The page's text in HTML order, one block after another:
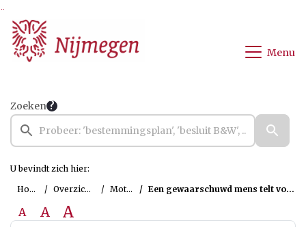
Menu
Zoeken
U bevindt zich hier:
Home
Overzichten Moties Een gewaarschuwd mens telt voor twee
A A A